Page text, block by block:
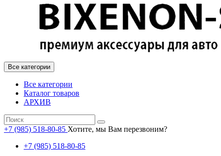
Все категории
Все категории
Каталог товаров
АРХИВ
+7 (985) 518-80-85 Хотите, мы Вам перезвоним?
+7 (985) 518-80-85